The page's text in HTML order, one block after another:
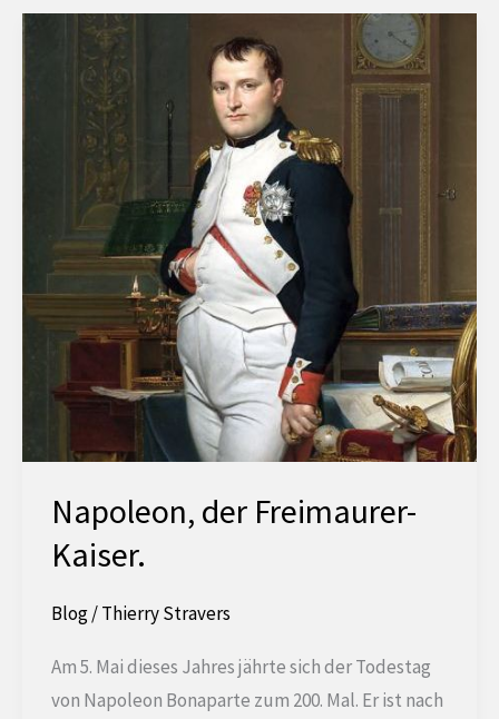
der
Tempelritter
Freimaurerei.
Napoleon, der Freimaurer-
Kaiser.
Blog/Thierry Stravers
Am 5. Mai dieses Jahres jährte sich der Todestag
von Napoleon Bonaparte zum 200. Mal. Er ist nach